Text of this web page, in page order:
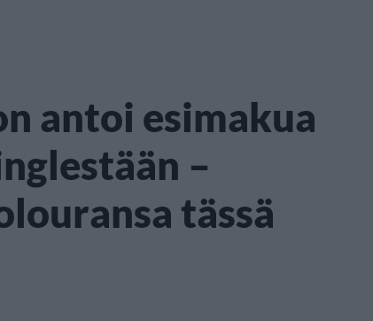
antoi esimakua
–
tässä